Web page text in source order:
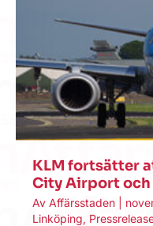
KLM fortsätter
City Airport
Av Affärsstaden
Linköping,